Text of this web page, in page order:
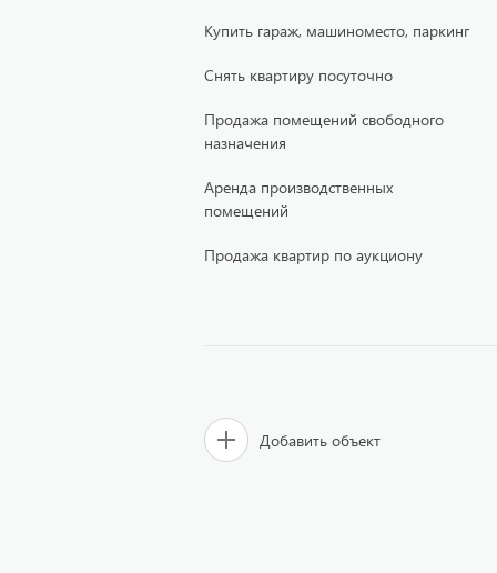
Купить гараж, машиноместо, паркинг
Снять квартиру посуточно
Продажа помещений свободного
назначения
Аренда производственных
помещений
Продажа квартир по аукциону
Добавить объект